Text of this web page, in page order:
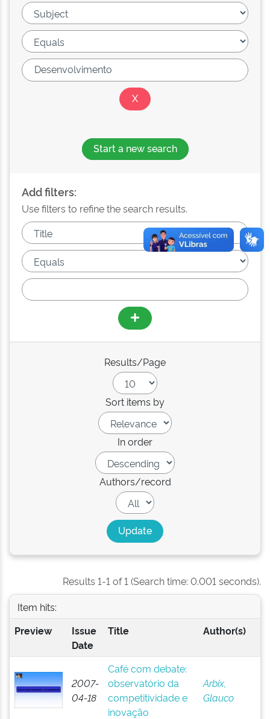
Start a new search
Add filters:
Use filters to refine the search results.
Results/Page
Sort items by
In order
Authors/record
Results 1-1 of 1 (Search time: 0.001 seconds).
Item hits:
Preview
Issue
Date
Title Author(s)
2007-
04-18
Café com debate:
observatório da
competitividade e
inovação
Arbix,
Glauco